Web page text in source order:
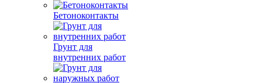
Бетоноконтакты
Грунт для
внутренних работ